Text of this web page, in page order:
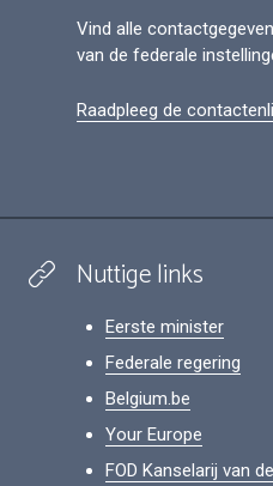
Vind alle
van de federale
Raadpleeg de
Nuttige links
Eerste minister
Federale regering
Belgium.be
Your Europe
FOD Kanselarij van